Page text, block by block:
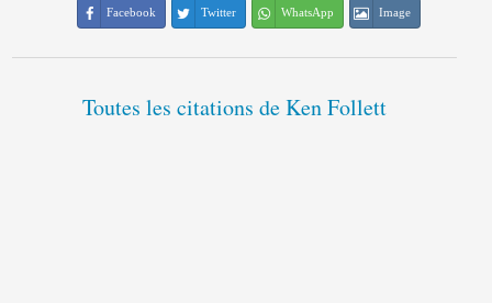
Facebook Twitter WhatsApp Image
Toutes les citations de Ken Follett